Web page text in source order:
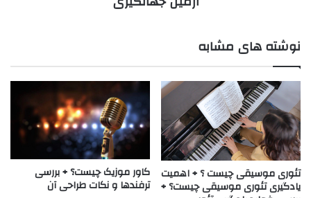
نوشته های مشابه
تئوری موسیقی چیست ؟ + اهمیت
یادگیری تئوری موسیقی چیست؟ +
کاور موزیک چیست؟ + بررسی
ترفندها و نکات طراحی آن